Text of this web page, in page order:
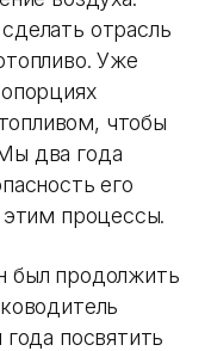
отрасль
Уже
чтобы
два года
его
этим процессы.
был продолжить
посвятить